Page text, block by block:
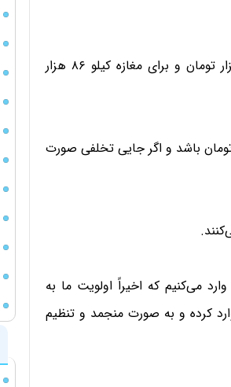
وی بیان داشت: همچنین مرغ منجمد تنظیم بازاری در سردخانه کیلو ۸۴ هزار تومان و برای مغازه کیلو ۸۶ هزار
مرغ منتقد تنظیم بازاری نباید بیش از کیلویی ۹۰ هزار تومان باشد و اگر جایی تخلفی صورت
می‌کنیم که اخیراً اولویت ما به
کرده و به صورت منجمد و تنظیم